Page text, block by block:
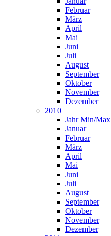
Februar
März
April
Mai
Juni
Juli
August
September
Oktober
November
Dezember
2010
Jahr Min/Max
Januar
Februar
März
April
Mai
Juni
Juli
August
September
Oktober
November
Dezember